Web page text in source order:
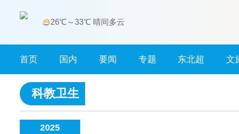
26℃～33℃ 晴间多云
首页 国内 要闻 专题 东北超 文
科教卫生
2025